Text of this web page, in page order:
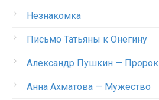
Незнакомка
Письмо Татьяны к Онегину
Александр Пушкин — Пророк
Анна Ахматова — Мужество